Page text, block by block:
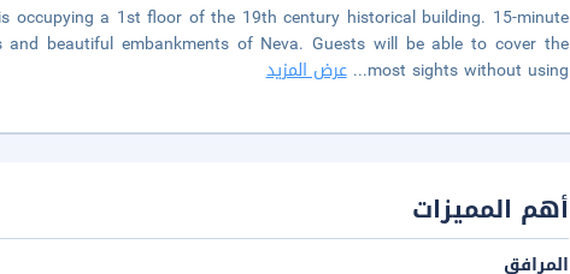
occupying a 1st floor of the 19th century historical building. 15-minute
beautiful embankments of Neva. Guests will be able to cover the
most sights without using
...عرض المزيد
أهم المميزات
المرافق